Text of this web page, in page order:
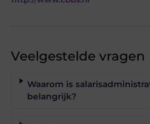
Veelgestelde vragen
Waarom is
belangrijk?